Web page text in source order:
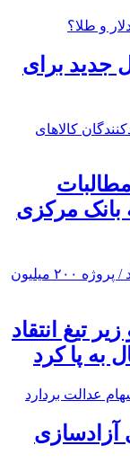
جدید برای
۵۰ درصد مطالبات
بانک مرکزی
تیغ انتقاد
آزادسازی